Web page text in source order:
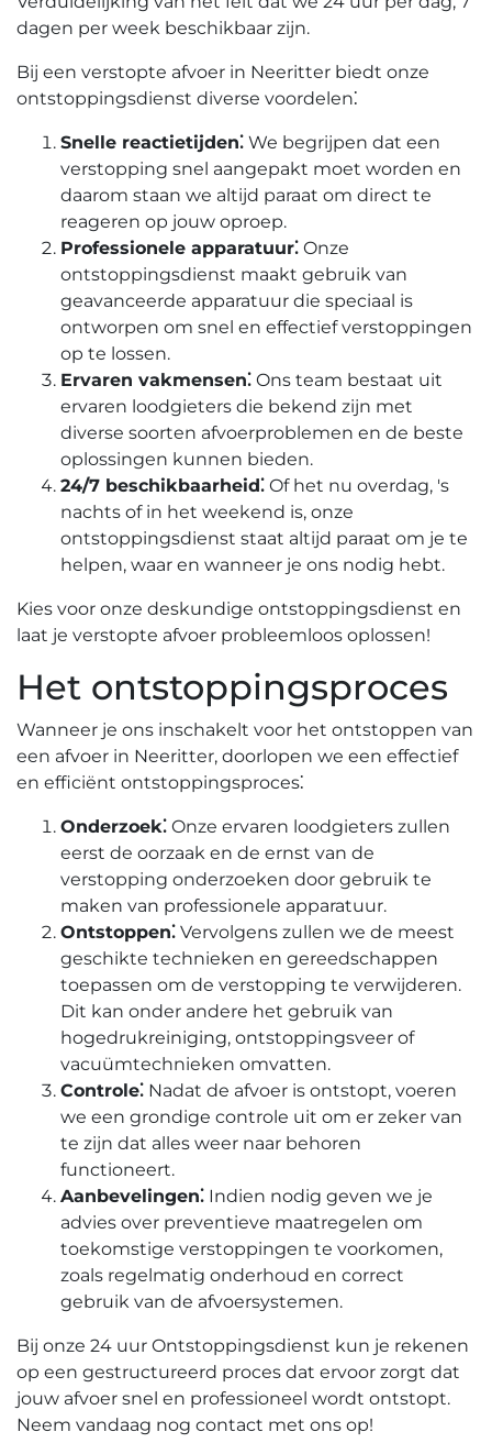
dagen per week beschikbaar zijn.
Bij een verstopte afvoer in Neeritter biedt onze
ontstoppingsdienst diverse voordelen⁚
Snelle reactietijden⁚ We begrijpen dat een
verstopping snel aangepakt moet worden en
daarom staan we altijd paraat om direct te
reageren op jouw oproep.​
Professionele apparatuur⁚ Onze
ontstoppingsdienst maakt gebruik van
geavanceerde apparatuur die speciaal is
ontworpen om snel en effectief verstoppingen
op te lossen.​
Ervaren vakmensen⁚ Ons team bestaat uit
ervaren loodgieters die bekend zijn met
diverse soorten afvoerproblemen en de beste
oplossingen kunnen bieden.​
24/7 beschikbaarheid⁚ Of het nu overdag, 's
nachts of in het weekend is, onze
ontstoppingsdienst staat altijd paraat om je te
helpen, waar en wanneer je ons nodig hebt.​
Kies voor onze deskundige ontstoppingsdienst en
laat je verstopte afvoer probleemloos oplossen!​
Het ontstoppingsproces
Wanneer je ons inschakelt voor het ontstoppen van
een afvoer in Neeritter, doorlopen we een effectief
en efficiënt ontstoppingsproces⁚
Onderzoek⁚ Onze ervaren loodgieters zullen
eerst de oorzaak en de ernst van de
verstopping onderzoeken door gebruik te
maken van professionele apparatuur.​
Ontstoppen⁚ Vervolgens zullen we de meest
geschikte technieken en gereedschappen
toepassen om de verstopping te verwijderen.​
Dit kan onder andere het gebruik van
hogedrukreiniging, ontstoppingsveer of
vacuümtechnieken omvatten.​
Controle⁚ Nadat de afvoer is ontstopt, voeren
we een grondige controle uit om er zeker van
te zijn dat alles weer naar behoren
functioneert.​
Aanbevelingen⁚ Indien nodig geven we je
advies over preventieve maatregelen om
toekomstige verstoppingen te voorkomen,
zoals regelmatig onderhoud en correct
gebruik van de afvoersystemen.​
Bij onze 24 uur Ontstoppingsdienst kun je rekenen
op een gestructureerd proces dat ervoor zorgt dat
jouw afvoer snel en professioneel wordt ontstopt.​
Neem vandaag nog contact met ons op!​